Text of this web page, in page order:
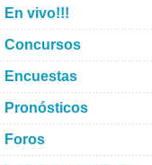
En vivo!!!
Concursos
Encuestas
Pronósticos
Foros